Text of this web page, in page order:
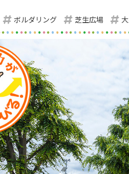
ボルダリング 芝生広場